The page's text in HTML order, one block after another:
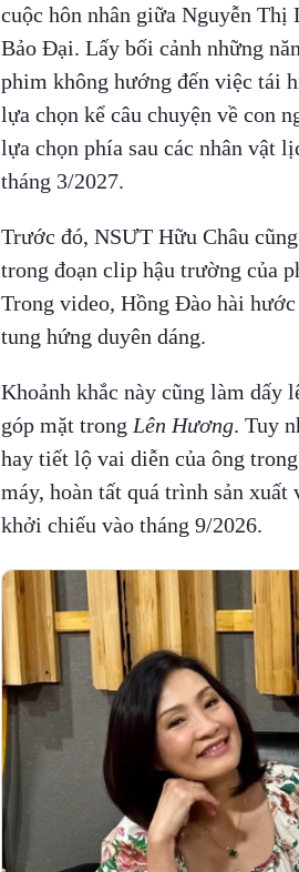
cuộc hôn nhân giữa Nguyễn Thị
Bảo Đại. Lấy bối cảnh những
phim không hướng đến việc tái
lựa chọn kể câu chuyện về con
lựa chọn phía sau các nhân vật
tháng 3/2027.
Trước đó, NSƯT Hữu Châu
trong đoạn clip hậu trường của
Trong video, Hồng Đào hài
tung hứng duyên dáng.
Khoảnh khắc này cũng làm dấy
góp mặt trong Lên Hương. Tuy
hay tiết lộ vai diễn của ông
máy, hoàn tất quá trình sản
khởi chiếu vào tháng 9/2026.